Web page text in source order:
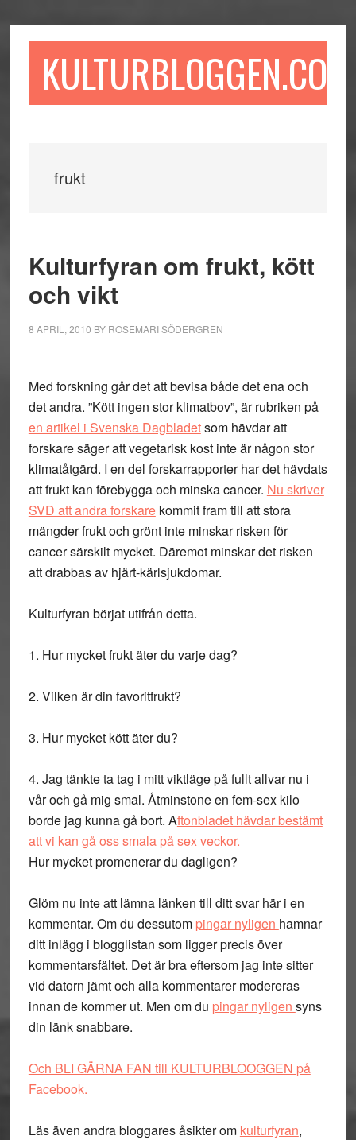
till
till
sidofältet
till
KULTURBLOGGEN.COM
frukt
Kulturfyran om frukt, kött
och vikt
8 APRIL, 2010 BY ROSEMARI SÖDERGREN
Med forskning går det att bevisa både det ena och
det andra. ”Kött ingen stor klimatbov”, är rubriken på
en artikel i Svenska Dagbladetsom hävdar att
forskare säger att vegetarisk kost inte är någon stor
klimatåtgärd. I en del forskarrapporter har det hävdats
att frukt kan förebygga och minska cancer. Nu skriver
SVD att andra forskarekommit fram till att stora
mängder frukt och grönt inte minskar risken för
cancer särskilt mycket. Däremot minskar det risken
att drabbas av hjärt-kärlsjukdomar.
Kulturfyran börjat utifrån detta.
1. Hur mycket frukt äter du varje dag?
2. Vilken är din favoritfrukt?
3. Hur mycket kött äter du?
4. Jag tänkte ta tag i mitt viktläge på fullt allvar nu i
vår och gå mig smal. Åtminstone en fem-sex kilo
borde jag kunna gå bort. Aftonbladet hävdar bestämt
att vi kan gå oss smala på sex veckor.
Hur mycket promenerar du dagligen?
Glöm nu inte att lämna länken till ditt svar här i en
kommentar. Om du dessutom pingar nyligen hamnar
ditt inlägg i blogglistan som ligger precis över
kommentarsfältet. Det är bra eftersom jag inte sitter
vid datorn jämt och alla kommentarer modereras
innan de kommer ut. Men om du pingar nyligen syns
din länk snabbare.
Och BLI GÄRNA FAN till KULTURBLOOGGEN på
Facebook.
Läs även andra bloggares åsikter om kulturfyran,